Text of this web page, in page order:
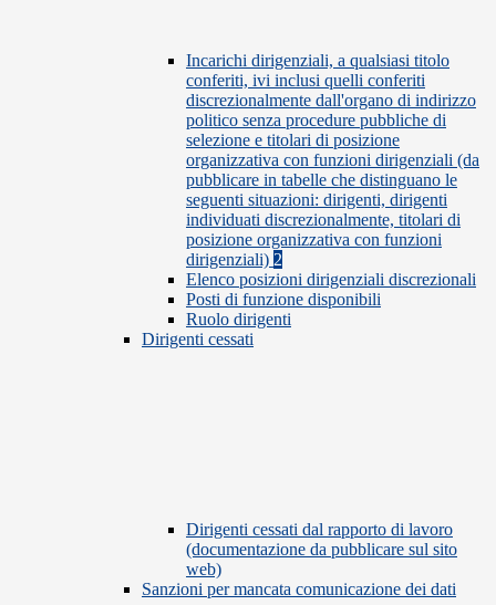
Incarichi dirigenziali, a qualsiasi titolo
conferiti, ivi inclusi quelli conferiti
discrezionalmente dall'organo di indirizzo
politico senza procedure pubbliche di
selezione e titolari di posizione
organizzativa con funzioni dirigenziali (da
pubblicare in tabelle che distinguano le
seguenti situazioni: dirigenti, dirigenti
individuati discrezionalmente, titolari di
posizione organizzativa con funzioni
dirigenziali) 2
Elenco posizioni dirigenziali discrezionali
Posti di funzione disponibili
Ruolo dirigenti
Dirigenti cessati
Dirigenti cessati dal rapporto di lavoro
(documentazione da pubblicare sul sito
web)
Sanzioni per mancata comunicazione dei dati